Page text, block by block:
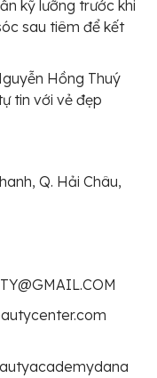
kỹ lưỡng trước khi
sau tiêm để kết
Hồng Thuý
tin với vẻ đẹp
Q. Hải Châu,